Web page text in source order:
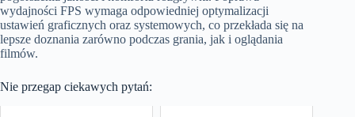
wydajności FPS wymaga odpowiedniej optymalizacji
ustawień graficznych oraz systemowych, co przekłada się na
lepsze doznania zarówno podczas grania, jak i oglądania
filmów.
Nie przegap ciekawych pytań: